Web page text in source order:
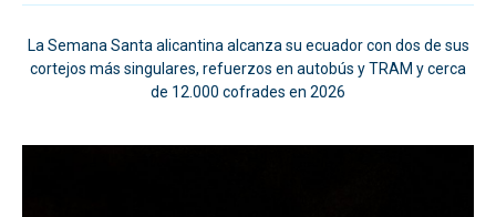
La Semana Santa alicantina alcanza su ecuador con dos de sus
cortejos más singulares, refuerzos en autobús y TRAM y cerca
de 12.000 cofrades en 2026